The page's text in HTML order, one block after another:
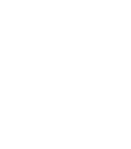
'കുഞ്ഞിന്‍റെ
പാകിസ്ഥാനിലെ